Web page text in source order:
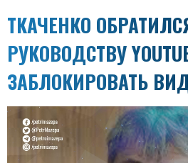
ТКАЧЕНКО
РУКОВОДСТВУ
ЗАБЛОКИРОВАТЬ